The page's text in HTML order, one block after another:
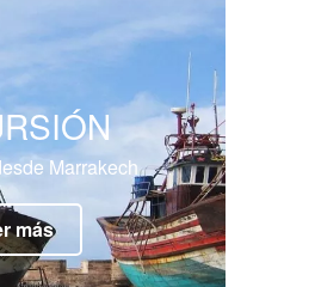
Marrakech
más